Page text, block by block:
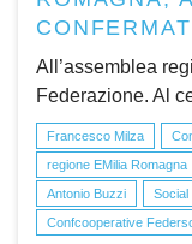
All’assemblea
Federazione. Al
Francesco Milza
regione EMilia Romagna
Antonio Buzzi
Social
Confcooperative